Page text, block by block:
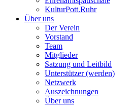
KulturPott.Ruhr
Über uns
Der Verein
Vorstand
Team
Mitglieder
Satzung und Leitbild
Unterstützer (werden)
Netzwerk
Auszeichnungen
Über uns